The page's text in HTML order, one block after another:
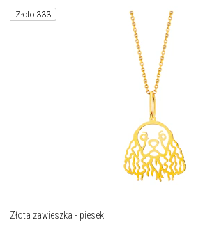
Złoto 333
Złota zawieszka - piesek